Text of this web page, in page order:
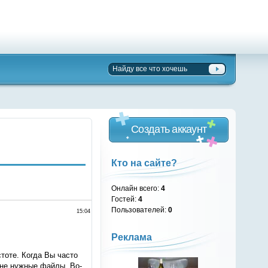
15:04
Когда Вы часто
не нужные файлы. Во-
Создать аккаунт
Кто на сайте?
Онлайн всего:4
Гостей:4
Пользователей:0
Реклама